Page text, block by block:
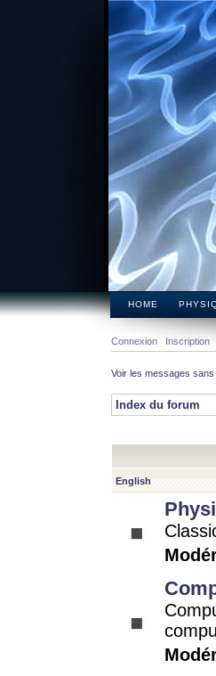
HOME
Connexion Inscription
Voir les messages
Index du forum
English